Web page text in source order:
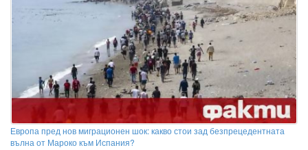
Европа пред нов миграционен шок: какво стои зад безпрецедентната
вълна от Мароко към Испания?